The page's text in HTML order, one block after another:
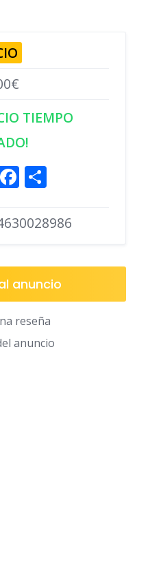
TIEMPO
F
c
b
o
o
k
m
ar
ti
r
anuncio
reseña
anuncio